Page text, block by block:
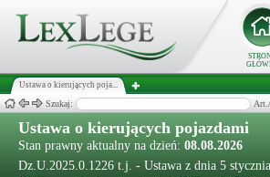
Ustawa o kierujących poja...
Szukaj:
Ustawa o kierujących pojazdami
Stan prawny aktualny na dzień: 08.08.2026
Dz.U.2025.0.1226 t.j. - Ustawa z dnia 5